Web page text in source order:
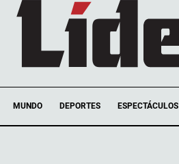
MUNDO DEPORTES ESPECTÁCULOS